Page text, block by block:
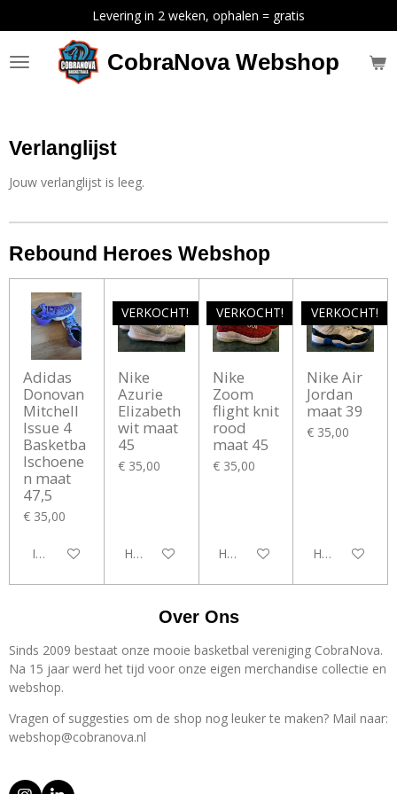
direct
naar
de
CobraNova Webshop
Levering in 2 weken, ophalen = gratis
Verlanglijst
Jouw verlanglijst is leeg.
Rebound Heroes Webshop
Adidas
Donovan
Mitchell
Issue 4
Basketba
lschoene
n maat
47,5
€ 35,00
In winkelwagen
VERKOCHT!
Nike
Azurie
Elizabeth
wit maat
45
€ 35,00
Houd mij op de hoogte
VERKOCHT!
Nike
Zoom
flight knit
rood
maat 45
€ 35,00
Houd mij op de hoogte
VERKOCHT!
Nike Air
Jordan
maat 39
€ 35,00
Houd mij op
Over Ons
Sinds 2009 bestaat onze mooie basketbal vereniging CobraNova.
Na 15 jaar werd het tijd voor onze eigen merchandise collectie en
webshop.
Vragen of suggesties om de shop nog leuker te maken? Mail naar:
webshop@cobranova.nl